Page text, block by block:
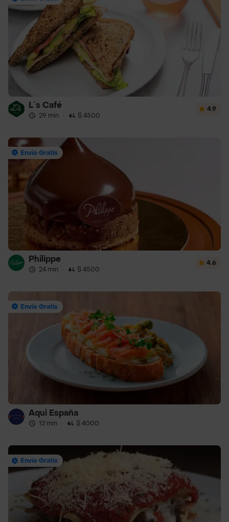
L´s Café
29 min · $ 4500
4.9
Envío Gratis
Philippe
24 min · $ 4500
4.6
Envío Gratis
Aqui España
12 min · $ 4000
Envío Gratis